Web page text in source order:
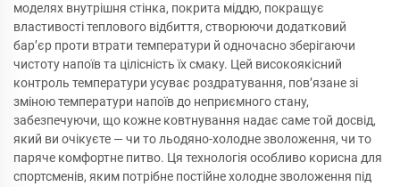
моделях внутрішня стінка, покрита міддю, покращує
властивості теплового відбиття, створюючи додатковий
бар’єр проти втрати температури й одночасно зберігаючи
чистоту напоїв та цілісність їх смаку. Цей високоякісний
контроль температури усуває роздратування, пов’язане зі
зміною температури напоїв до неприємного стану,
забезпечуючи, що кожне ковтнування надає саме той досвід,
який ви очікуєте — чи то льодяно-холодне зволоження, чи то
паряче комфортне питво. Ця технологія особливо корисна для
спортсменів, яким потрібне постійне холодне зволоження під